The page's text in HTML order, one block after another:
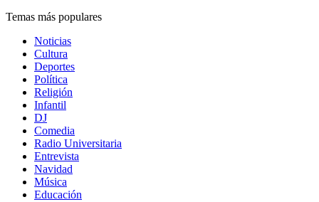
Temas más populares
Noticias
Cultura
Deportes
Política
Religión
Infantil
DJ
Comedia
Radio Universitaria
Entrevista
Navidad
Música
Educación